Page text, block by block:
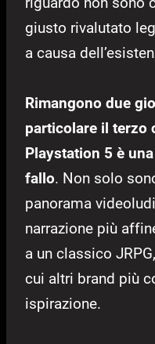
giusto rivalutato
a causa
Rimangono due
particolare il terzo
Playstation 5 è
fallo. Non solo
panorama
narrazione più
a un classico
cui altri brand più
ispirazione.